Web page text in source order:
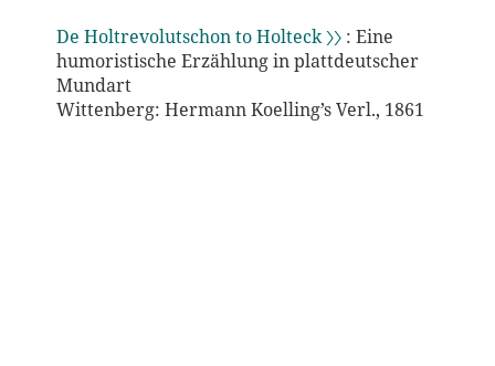
De Holtrevolutschon to Holteck 〉〉: Eine
humoristische Erzählung in plattdeutscher
Mundart
Wittenberg: Hermann Koelling’s Verl., 1861